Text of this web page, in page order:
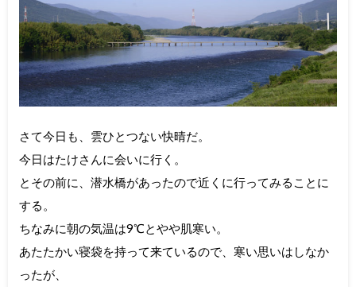
さて今日も、雲ひとつない快晴だ。
今日はたけさんに会いに行く。
とその前に、潜水橋があったので近くに行ってみることに
する。
ちなみに朝の気温は9℃とやや肌寒い。
あたたかい寝袋を持って来ているので、寒い思いはしなか
ったが、